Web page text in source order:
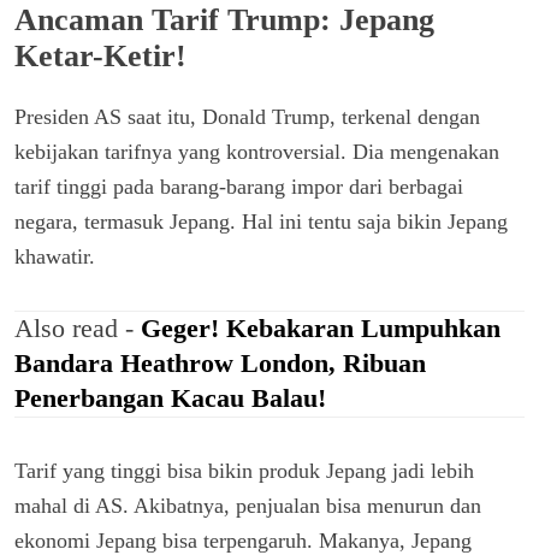
Ancaman Tarif Trump: Jepang
Ketar-Ketir!
Presiden AS saat itu, Donald Trump, terkenal dengan
kebijakan tarifnya yang kontroversial. Dia mengenakan
tarif tinggi pada barang-barang impor dari berbagai
negara, termasuk Jepang. Hal ini tentu saja bikin Jepang
khawatir.
Also read - Geger! Kebakaran Lumpuhkan
Bandara Heathrow London, Ribuan
Penerbangan Kacau Balau!
Tarif yang tinggi bisa bikin produk Jepang jadi lebih
mahal di AS. Akibatnya, penjualan bisa menurun dan
ekonomi Jepang bisa terpengaruh. Makanya, Jepang